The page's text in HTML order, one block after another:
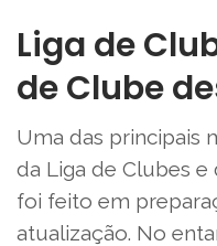
Liga de
de Clube
Uma das principais
da Liga de Clubes e
foi feito em
atualização. No